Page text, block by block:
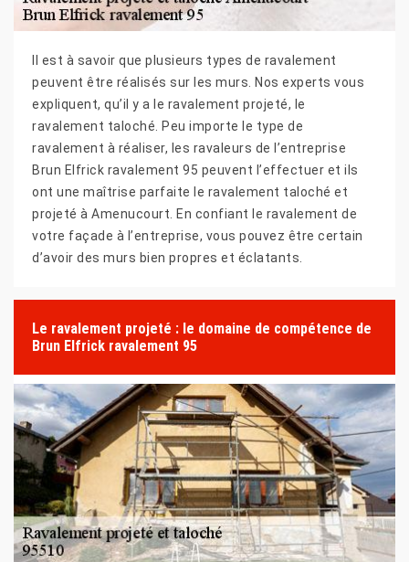
Il est à savoir que plusieurs types de ravalement
peuvent être réalisés sur les murs. Nos experts vous
expliquent, qu’il y a le ravalement projeté, le
ravalement taloché. Peu importe le type de
ravalement à réaliser, les ravaleurs de l’entreprise
Brun Elfrick ravalement 95 peuvent l’effectuer et ils
ont une maîtrise parfaite le ravalement taloché et
projeté à Amenucourt. En confiant le ravalement de
votre façade à l’entreprise, vous pouvez être certain
d’avoir des murs bien propres et éclatants.
Le ravalement projeté : le domaine de compétence de
Brun Elfrick ravalement 95